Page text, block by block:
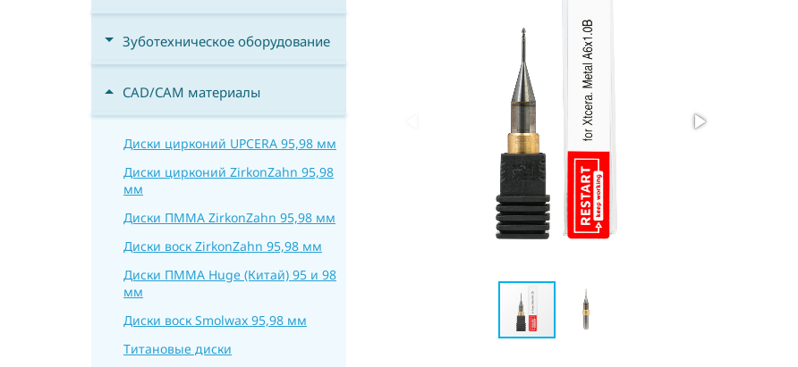
Зуботехническое оборудование
CAD/CAM материалы
Диски цирконий UPCERA 95,98 мм
Диски цирконий ZirkonZahn 95,98
мм
Диски ПММА ZirkonZahn 95,98 мм
Диски воск ZirkonZahn 95,98 мм
Диски ПММА Huge (Китай) 95 и 98
мм
Диски воск Smolwax 95,98 мм
Титановые диски